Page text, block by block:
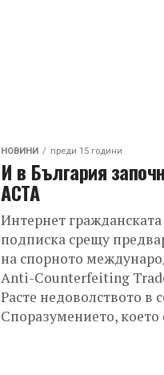
НОВИНИ преди 15 години
И в България
АСТА
Интернет
подписка срещу
на спорното
Anti-Counterfeiting
Расте недоволството в
Споразумението, което